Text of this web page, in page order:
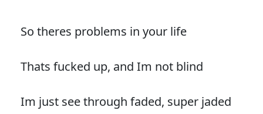
So theres problems in your life
Thats fucked up, and Im not blind
Im just see through faded, super jaded